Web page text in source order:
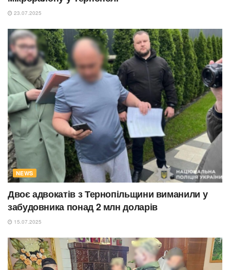
23.07.2025
NEWS
Двоє адвокатів з Тернопільщини виманили у
забудовника понад 2 млн доларів
15.07.2025